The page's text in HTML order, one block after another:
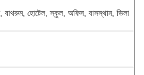
বাথরুম, হোটেল, স্কুল, অফিস, বাসস্থান, ভিলা